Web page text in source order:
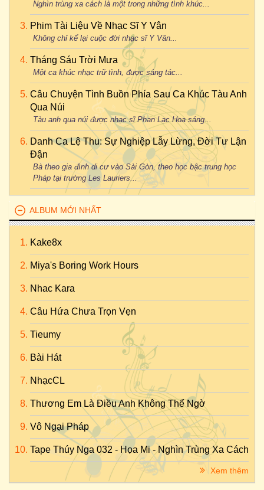
Nghìn trùng xa cách là một trong những tình khúc...
Phim Tài Liệu Về Nhạc Sĩ Y Vân
Không chỉ kể lại cuộc đời nhạc sĩ Y Vân...
Tháng Sáu Trời Mưa
Một ca khúc nhạc trữ tình, được sáng tác...
Câu Chuyện Tình Buồn Phía Sau Ca Khúc Tàu Anh
Qua Núi
Tàu anh qua núi được nhạc sĩ Phan Lạc Hoa sáng...
Danh Ca Lệ Thu: Sự Nghiệp Lẫy Lừng, Đời Tư Lận
Đận
Bà theo gia đình di cư vào Sài Gòn, theo học bậc trung học
Pháp tại trường Les Lauriers...
ALBUM MỚI NHẤT
Kake8x
Miya's Boring Work Hours
Nhac Kara
Câu Hứa Chưa Trọn Vẹn
Tieumy
Bài Hát
NhạcCL
Thương Em Là Điều Anh Không Thể Ngờ
Vô Ngại Pháp
Tape Thúy Nga 032 - Họa Mi - Nghìn Trùng Xa Cách
Xem thêm